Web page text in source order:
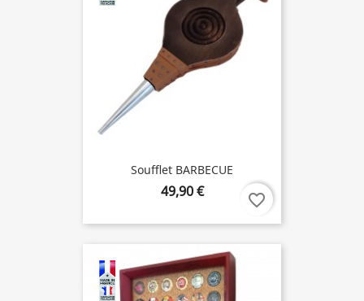
Soufflet BARBECUE
49,90 € favorite_border